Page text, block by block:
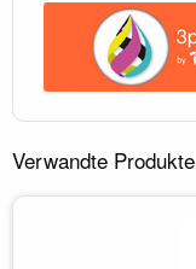
Verwandte Produkte